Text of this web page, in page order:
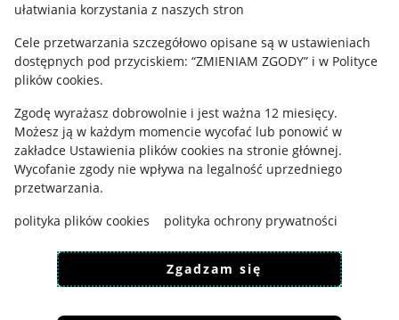
ułatwiania korzystania z naszych stron
Cele przetwarzania szczegółowo opisane są w ustawieniach
dostępnych pod przyciskiem: “ZMIENIAM ZGODY” i w Polityce
plików cookies.
Zgodę wyrażasz dobrowolnie i jest ważna 12 miesięcy.
Możesz ją w każdym momencie wycofać lub ponowić w
zakładce Ustawienia plików cookies na stronie głównej.
Wycofanie zgody nie wpływa na legalność uprzedniego
przetwarzania.
polityka plików cookies
polityka ochrony prywatności
Zgadzam się
Ustawienia plików "cookies"
Udostępnianie lokalizacji
Informacje dla Aktu o Usługach Cyfrowych
Pobierz aplikację